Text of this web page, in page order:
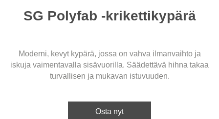
SG Polyfab -krikettikypärä
Moderni, kevyt kypärä, jossa on vahva ilmanvaihto ja
iskuja vaimentavalla sisävuorilla. Säädettävä hihna takaa
turvallisen ja mukavan istuvuuden.
Osta nyt